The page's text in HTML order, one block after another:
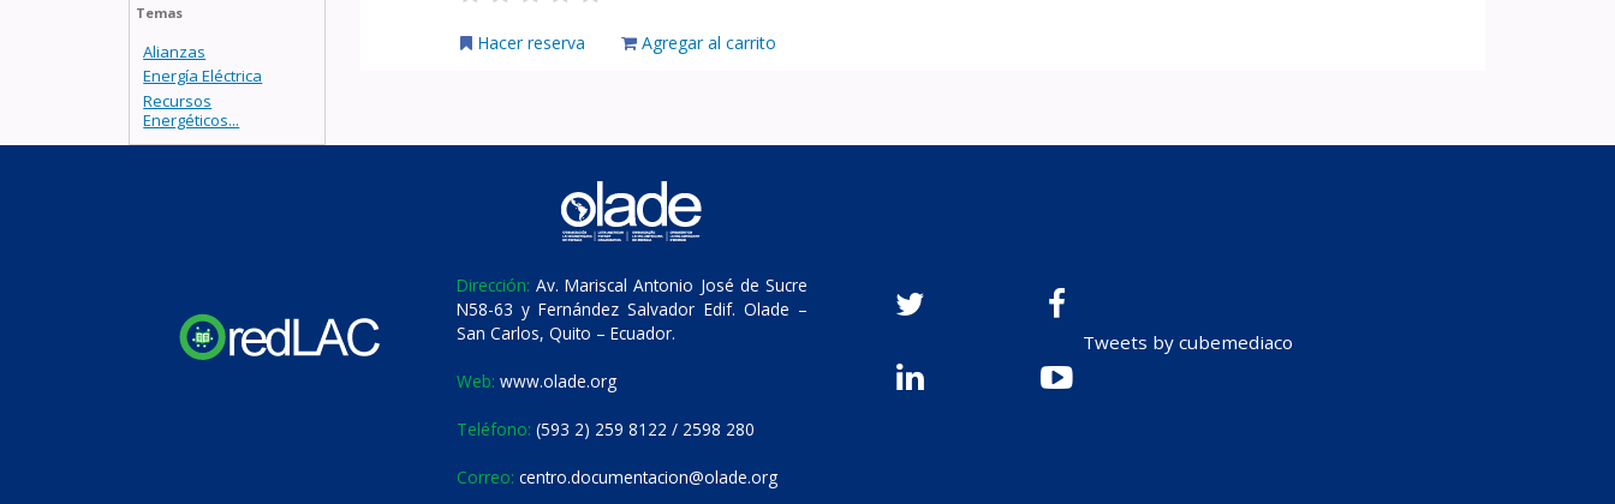
Temas
Alianzas
Energía Eléctrica
Recursos
Energéticos...
Hacer reserva Agregar al carrito
Dirección: Av. Mariscal Antonio José de Sucre
N58-63 y Fernández Salvador Edif. Olade –
San Carlos, Quito – Ecuador.
Web: www.olade.org
Teléfono: (593 2) 259 8122 / 2598 280
Correo: centro.documentacion@olade.org
Tweets by cubemediaco